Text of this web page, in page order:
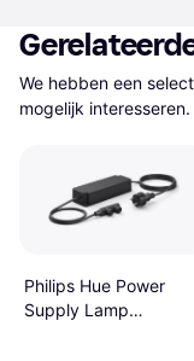
We hebben een
mogelijk interesseren.
Philips Hue Power
Supply Lamp